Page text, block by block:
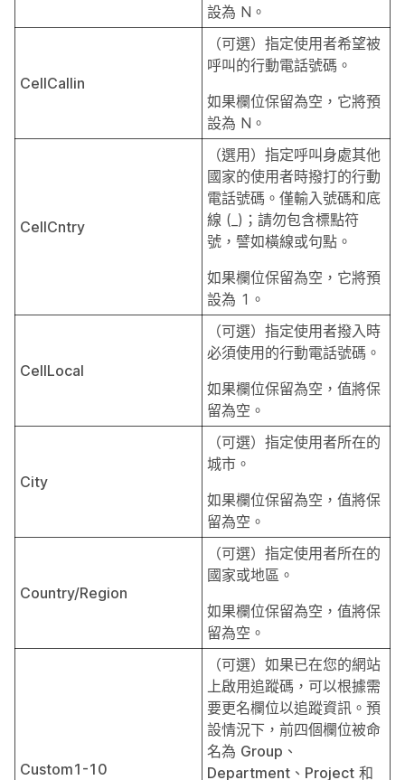
設為 N。
CellCallin
（可選）指定使用者希望被
呼叫的行動電話號碼。
如果欄位保留為空，它將預
設為 N。
CellCntry
（選用）指定呼叫身處其他
國家的使用者時撥打的行動
電話號碼。僅輸入號碼和底
線 (_)；請勿包含標點符
號，譬如橫線或句點。
如果欄位保留為空，它將預
設為 1。
CellLocal
（可選）指定使用者撥入時
必須使用的行動電話號碼。
如果欄位保留為空，值將保
留為空。
City
（可選）指定使用者所在的
城市。
如果欄位保留為空，值將保
留為空。
Country/Region
（可選）指定使用者所在的
國家或地區。
如果欄位保留為空，值將保
留為空。
Custom1-10
（可選）如果已在您的網站
上啟用追蹤碼，可以根據需
要更名欄位以追蹤資訊。預
設情況下，前四個欄位被命
名為 Group 、
Department 、 Project 和